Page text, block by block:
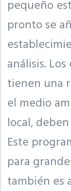
pequeño
pronto se
análisis.
tienen una
el medio
local,
Este
para
también es